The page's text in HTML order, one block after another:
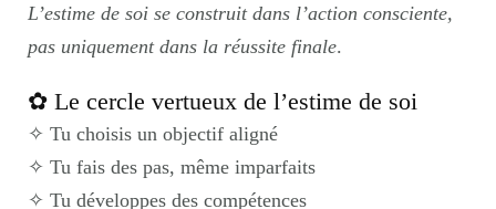
L’estime de soi se construit dans l’action consciente,
pas uniquement dans la réussite finale.
✿ Le cercle vertueux de l’estime de soi
✧ Tu choisis un objectif aligné
✧ Tu fais des pas, même imparfaits
✧ Tu développes des compétences